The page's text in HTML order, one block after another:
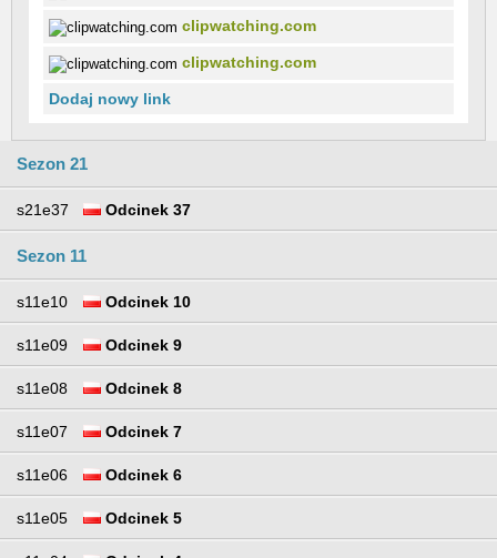
clipwatching.com
clipwatching.com
Dodaj nowy link
Sezon 21
s21e37 Odcinek 37
Sezon 11
s11e10 Odcinek 10
s11e09 Odcinek 9
s11e08 Odcinek 8
s11e07 Odcinek 7
s11e06 Odcinek 6
s11e05 Odcinek 5